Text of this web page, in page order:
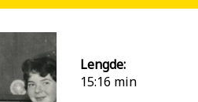
Lengde:
15:16 min